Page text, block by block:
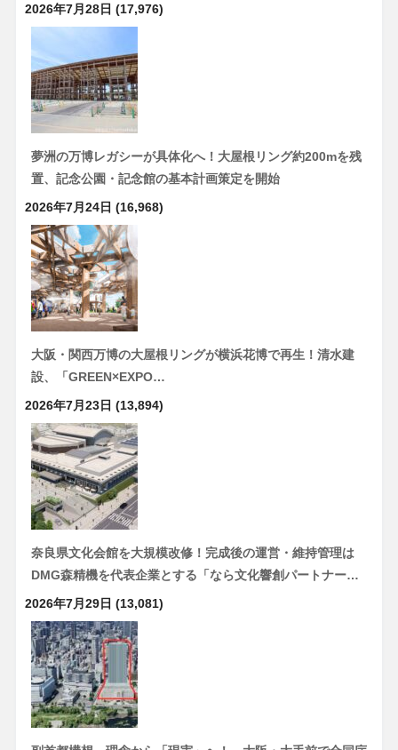
2026年7月28日 (17,976)
夢洲の万博レガシーが具体化へ！大屋根リング約200mを残
置、記念公園・記念館の基本計画策定を開始
2026年7月24日 (16,968)
大阪・関西万博の大屋根リングが横浜花博で再生！清水建
設、「GREEN×EXPO…
2026年7月23日 (13,894)
奈良県文化会館を大規模改修！完成後の運営・維持管理は
DMG森精機を代表企業とする「なら文化響創パートナー…
2026年7月29日 (13,081)